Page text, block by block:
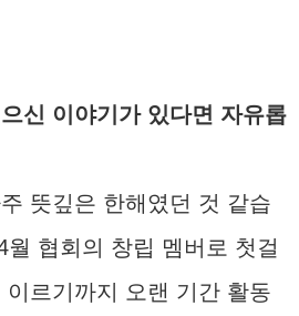
신 이야기가 있다면 자유롭
뜻깊은 한해였던 것 같습
월 협회의 창립 멤버로 첫걸
르기까지 오랜 기간 활동